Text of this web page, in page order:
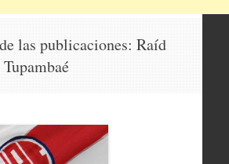
las publicaciones: Raíd